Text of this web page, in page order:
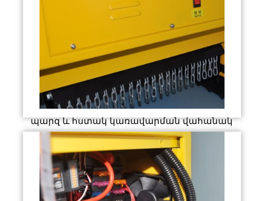
պարզ և հստակ կառավարման վահանակ